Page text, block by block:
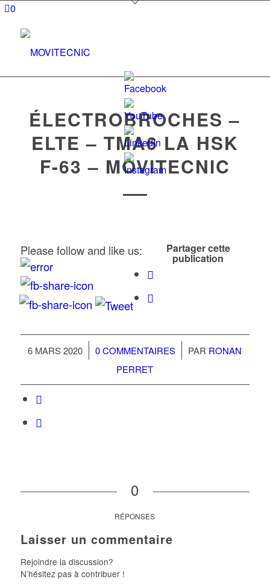
0
ÉLECTROBROCHES –
ELTE – TMA6 LA HSK
F-63 – MOVITECNIC
Please follow and like us:
6 MARS 2020
/ 0 COMMENTAIRES
/ PAR RONAN
PERRET
Partager cette
publication
0
RÉPONSES
Laisser un commentaire
Rejoindre la discussion?
N’hésitez pas à contribuer !
Set
Youtube
ID